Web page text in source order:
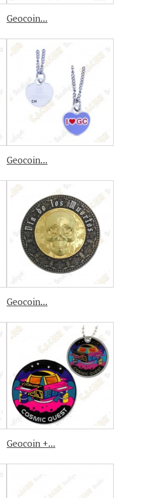
Geocoin...
Geocoin...
Geocoin...
Geocoin +...